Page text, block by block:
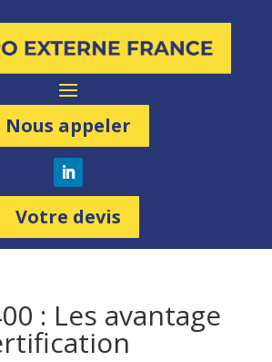
Nous appeler
Votre devis
: Les avantage